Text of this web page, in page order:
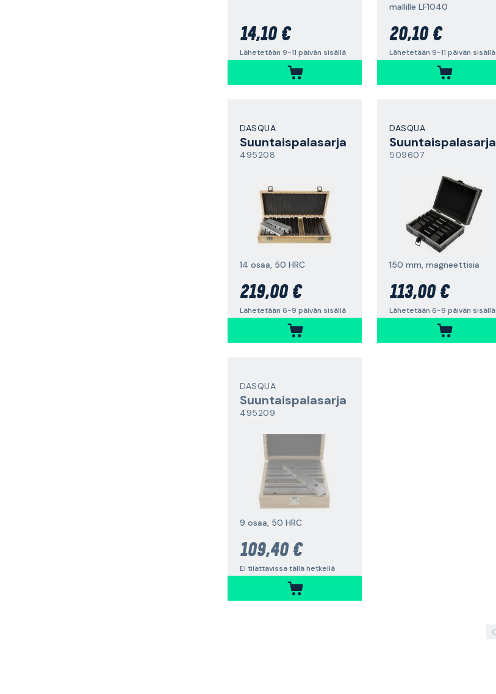
14,10 €
Lähetetään 9-11 päivän sisällä
mallille LF1040
20,10 €
Lähetetään 9-11 päivän sisällä
DASQUA
Suuntaispalasarja
495208
14 osaa, 50 HRC
219,00 €
Lähetetään 6-9 päivän sisällä
DASQUA
Suuntaispalasarja
509607
150 mm, magneettisia
113,00 €
Lähetetään 6-9 päivän sisällä
DASQUA
Suuntaispalasarja
495209
9 osaa, 50 HRC
109,40 €
Ei tilattavissa tällä hetkellä